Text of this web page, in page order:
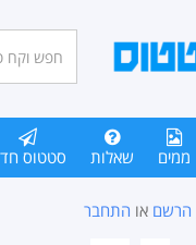
סטטוסים
ממים שאלות סטטוס
הרשם או התחבר